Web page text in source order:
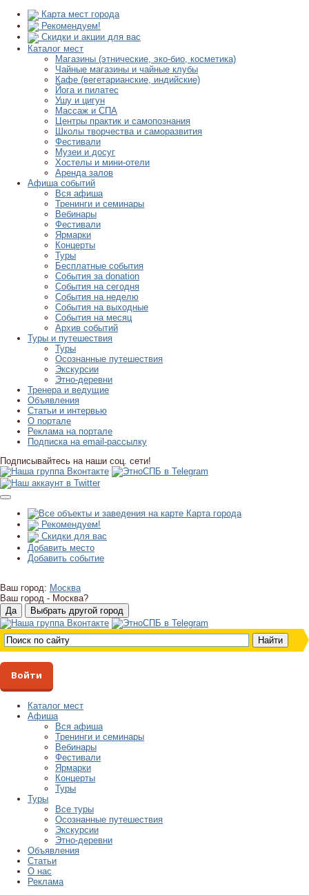
Карта мест города
Рекомендуем!
Скидки и акции для вас
Каталог мест
Магазины (этнические, эко-био, косметика)
Чайные магазины и чайные клубы
Кафе (вегетарианские, индийские)
Йога и пилатес
Ушу и цигун
Массаж и СПА
Центры практик и самопознания
Школы творчества и саморазвития
Фестивали
Музеи и досуг
Хостелы и мини-отели
Аренда залов
Афиша событий
Вся афиша
Тренинги и семинары
Вебинары
Фестивали
Ярмарки
Концерты
Туры
Бесплатные события
События за donation
События на сегодня
События на неделю
События на выходные
События на месяц
Архив событий
Туры и путешествия
Туры
Осознанные путешествия
Экскурсии
Этно-деревни
Тренера и ведущие
Объявления
Статьи и интервью
О портале
Реклама на портале
Подписка на email-рассылку
Подписывайтесь на наши соц. сети!
Карта города
Рекомендуем!
Скидки для вас
Добавить место
Добавить событие
Ваш город: Москва
Ваш город - Москва?
Войти
Каталог мест
Афиша
Вся афиша
Тренинги и семинары
Вебинары
Фестивали
Ярмарки
Концерты
Туры
Туры
Все туры
Осознанные путешествия
Экскурсии
Этно-деревни
Объявления
Статьи
О нас
Реклама